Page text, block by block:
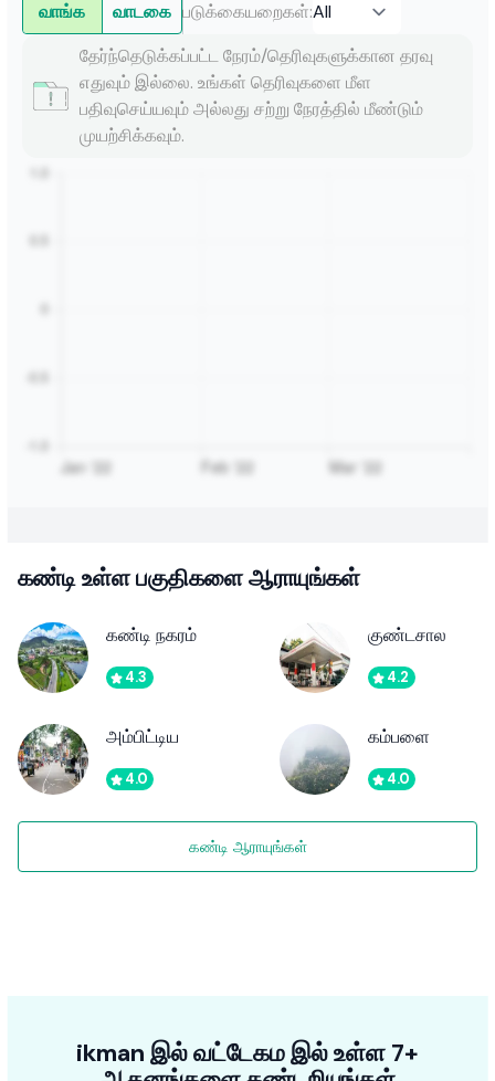
வாங்க வாடகை படுக்கையறைகள்:
தேர்ந்தெடுக்கப்பட்ட நேரம்/தெரிவுகளுக்கான தரவு
எதுவும் இல்லை. உங்கள் தெரிவுகளை மீள
பதிவுசெய்யவும் அல்லது சற்று நேரத்தில் மீண்டும்
முயற்சிக்கவும்.
கண்டி உள்ள பகுதிகளை ஆராயுங்கள்
கண்டி நகரம்
4.3
குண்டசால
4.2
அம்பிட்டிய
4.0
கம்பளை
4.0
கண்டி ஆராயுங்கள்
ikman இல் வட்டேகம இல் உள்ள 7+